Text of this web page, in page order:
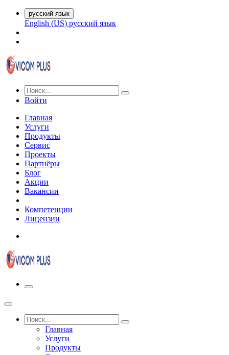
русский язык
English (US) русский язык
Войти
Главная
Услуги
Продукты
Сервис
Проекты
Партнёры
Блог
Акции
Вакансии
Компетенции
Лицензии
Главная
Услуги
Продукты